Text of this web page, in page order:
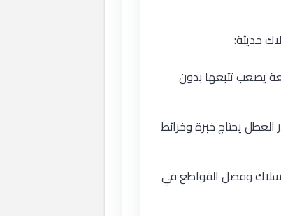
حديثة:
يصعب تتبعها بدون
يحتاج خبرة وخرائط
وفصل القواطع في